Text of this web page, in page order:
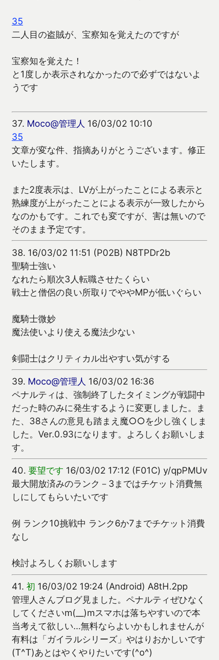
35
二人目の盗賊が、宝察知を覚えたのですが
宝察知を覚えた！
と1度しか表示されなかったので必ずではないよ
うです
37. Moco@管理人 16/03/02 10:10
35
文章が変な件、指摘ありがとうございます。修正
いたします。
また2度表示は、LVが上がったことによる表示と
熟練度が上がったことによる表示が一致したから
なのかもです。これでも変ですが、害は無いので
そのまま予定です。
38. 16/03/02 11:51 (P02B) N8TPDr2b
聖騎士強い
なれたら順次3人転職させたくらい
戦士と僧侶の良い所取りでややMPが低いぐらい
魔騎士微妙
魔法使いより使える魔法少ない
剣闘士はクリティカル出やすい気がする
39. Moco@管理人 16/03/02 16:36
ペナルティは、強制終了したタイミングが戦闘中
だった時のみに発生するように変更しました。ま
た、38さんの意見も踏まえ魔○○を少し強くしま
した。Ver.0.93になります。よろしくお願いしま
す。
40. 要望です 16/03/02 17:12 (F01C) y/qpPMUv
最大開放済みのランク－3まではチケット消費無
しにしてもらいたいです
例 ランク10挑戦中 ランク6か7までチケット消費
なし
検討よろしくお願いします
41. 初 16/03/02 19:24 (Android) A8tH.2pp
管理人さんブログ見ました。ペナルティぜひなく
してくださいm(__)mスマホは落ちやすいので本
当考えて欲しい…無料ならよいかもしれませんが
有料は「ガイラルシリーズ」やはりおかしいです
(T^T)あとはやくやりたいです(^o^)